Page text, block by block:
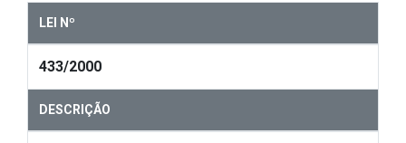
LEI Nº
433/2000
DESCRIÇÃO